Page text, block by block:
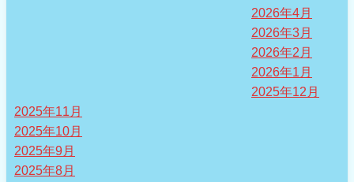
2026年4月
2026年3月
2026年2月
2026年1月
2025年12月
2025年11月
2025年10月
2025年9月
2025年8月